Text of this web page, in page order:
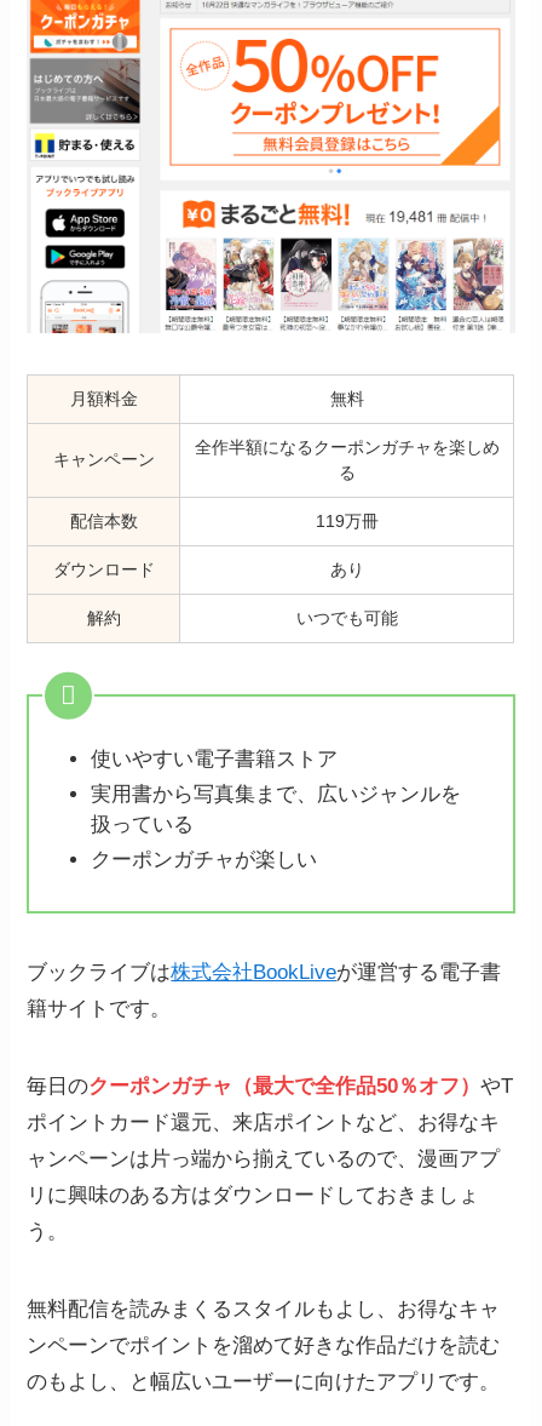
月額料金 無料
キャンペーン
全作半額になるクーポンガチャを楽しめ
る
配信本数 119万冊
ダウンロード あり
解約 いつでも可能
使いやすい電子書籍ストア
実用書から写真集まで、広いジャンルを
扱っている
クーポンガチャが楽しい
ブックライブは株式会社BookLiveが運営する電子書
籍サイトです。
毎日のクーポンガチャ（最大で全作品50％オフ）やT
ポイントカード還元、来店ポイントなど、お得なキ
ャンペーンは片っ端から揃えているので、漫画アプ
リに興味のある方はダウンロードしておきましょ
う。
無料配信を読みまくるスタイルもよし、お得なキャ
ンペーンでポイントを溜めて好きな作品だけを読む
のもよし、と幅広いユーザーに向けたアプリです。